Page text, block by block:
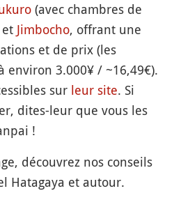
(avec chambres de
et Jimbocho, offrant une
et de prix (les
environ 3.000¥ / ~16,49€).
sur leur site. Si
dites-leur que vous les
!
découvrez nos conseils
Hatagaya et autour.